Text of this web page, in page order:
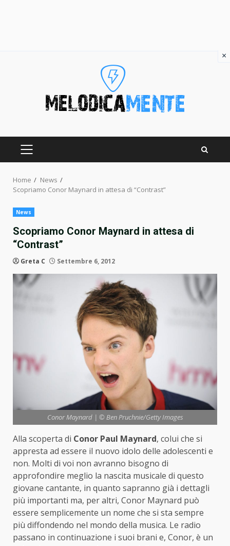
PRIMARY
Home
News
Scopriamo Conor Maynard in attesa di “Contrast”
News
Scopriamo Conor Maynard in attesa di
“Contrast”
Greta C Settembre 6, 2012
Conor Maynard | © Ben Pruchnie/Getty Images
Alla scoperta di Conor Paul Maynard, colui che si
appresta ad essere il nuovo idolo delle adolescenti e
non. Molti di voi non avranno bisogno di
approfondire meglio la nascita musicale di questo
giovane cantante, in quanto sapranno già i dettagli
più importanti ma, per altri, Conor Maynard può
essere semplicemente un nome che si sta sempre
più diffondendo nel mondo della musica. Le radio
passano in continuazione i suoi brani e, Conor, è un
×